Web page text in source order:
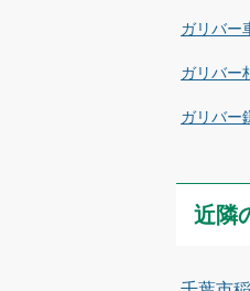
ガリバー
ガリバー
ガリバー
近隣